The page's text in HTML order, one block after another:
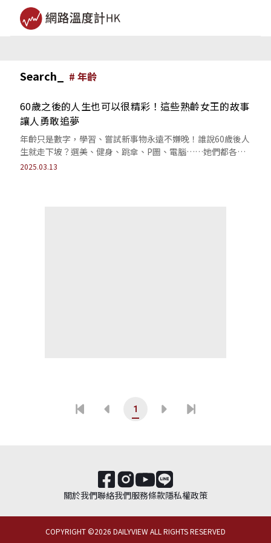
Search_ # 年齡
60歲之後的人生也可以很精彩！這些熟齡女王的故事
讓人勇敢追夢
年齡只是數字，學習、嘗試新事物永遠不嫌晚！誰說60歲後人
生就走下坡？選美、健身、跳傘、P圖、電腦……她們都各自
在不同領域活出了嶄新的自己。
2025.03.13
1
關於我們聯絡我們服務條款隱私權政策
COPYRIGHT ©2026 DAILYVIEW ALL RIGHTS RESERVED